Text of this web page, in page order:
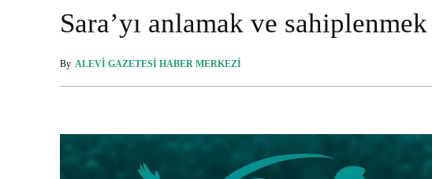
Sara’yı anlamak ve sahiplenmek
By ALEVI GAZETESI HABER MERKEZI